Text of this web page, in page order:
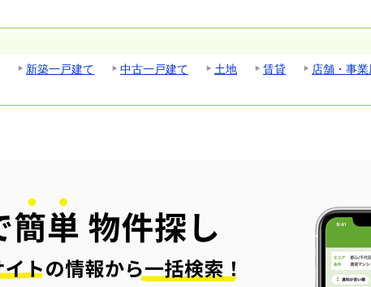
新築一戸建て 中古一戸建て 土地 賃貸
店舗・事業